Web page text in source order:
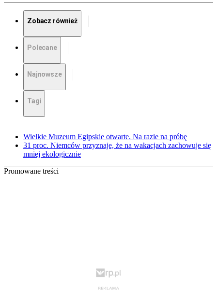
Zobacz również
Polecane
Najnowsze
Tagi
Wielkie Muzeum Egipskie otwarte. Na razie na próbę
31 proc. Niemców przyznaje, że na wakacjach zachowuje się
mniej ekologicznie
Promowane treści